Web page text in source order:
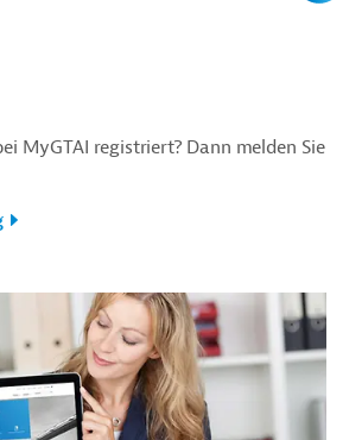
MyGTAI registriert? Dann melden Sie